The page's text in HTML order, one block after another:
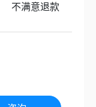
不满意退款